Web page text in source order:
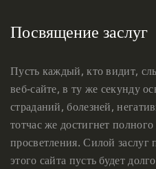
Посвящение заслуг
Пусть каждый, кто видит,
веб-сайте, в ту же секунду
страданий, болезней,
тотчас же достигнет
просветления. Силой
этого сайта пусть будет